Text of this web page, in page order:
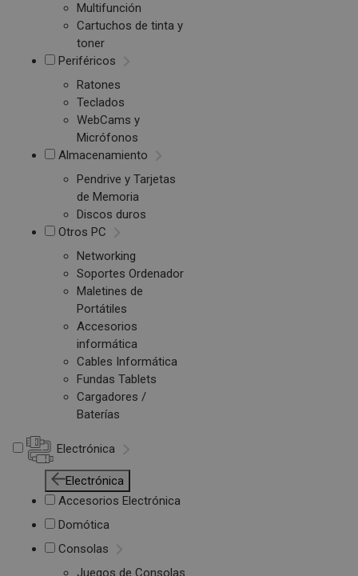
Multifunción
Cartuchos de tinta y
toner
Periféricos
Ratones
Teclados
WebCams y
Micrófonos
Almacenamiento
Pendrive y Tarjetas
de Memoria
Discos duros
Otros PC
Networking
Soportes Ordenador
Maletines de
Portátiles
Accesorios
informática
Cables Informática
Fundas Tablets
Cargadores /
Baterías
Electrónica
Electrónica
Accesorios Electrónica
Domótica
Consolas
Juegos de Consolas